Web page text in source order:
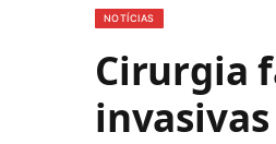
NOTÍCIAS
Cirurgia